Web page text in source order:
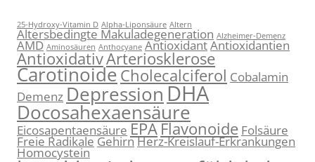
25-Hydroxy-Vitamin D Alpha-Liponsäure Altern
Altersbedingte Makuladegeneration Alzheimer-Demenz
AMD Aminosäuren Anthocyane AntioxidantAntioxidantien
AntioxidativArteriosklerose
CarotinoideCholecalciferol Cobalamin
Demenz DepressionDHA
Docosahexaensäure
Eicosapentaensäure EPAFlavonoide Folsäure
Freie RadikaleGehirnHerz-Kreislauf-Erkrankungen
Homocystein